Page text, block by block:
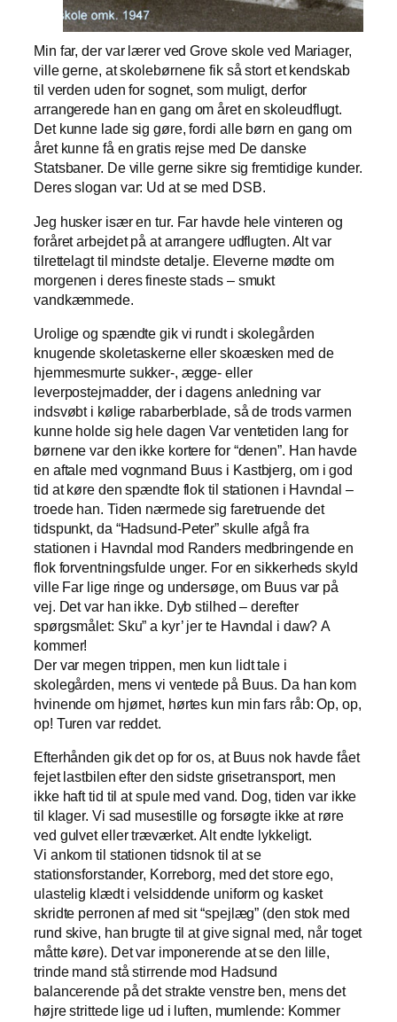
Min far, der var lærer ved Grove skole ved Mariager,
ville gerne, at skolebørnene fik så stort et kendskab
til verden uden for sognet, som muligt, derfor
arrangerede han en gang om året en skoleudflugt.
Det kunne lade sig gøre, fordi alle børn en gang om
året kunne få en gratis rejse med De danske
Statsbaner. De ville gerne sikre sig fremtidige kunder.
Deres slogan var: Ud at se med DSB.
Jeg husker især en tur. Far havde hele vinteren og
foråret arbejdet på at arrangere udflugten. Alt var
tilrettelagt til mindste detalje. Eleverne mødte om
morgenen i deres fineste stads – smukt
vandkæmmede.
Urolige og spændte gik vi rundt i skolegården
knugende skoletaskerne eller skoæsken med de
hjemmesmurte sukker-, ægge- eller
leverpostejmadder, der i dagens anledning var
indsvøbt i kølige rabarberblade, så de trods varmen
kunne holde sig hele dagen Var ventetiden lang for
børnene var den ikke kortere for “denen”. Han havde
en aftale med vognmand Buus i Kastbjerg, om i god
tid at køre den spændte flok til stationen i Havndal –
troede han. Tiden nærmede sig faretruende det
tidspunkt, da “Hadsund-Peter” skulle afgå fra
stationen i Havndal mod Randers medbringende en
flok forventningsfulde unger. For en sikkerheds skyld
ville Far lige ringe og undersøge, om Buus var på
vej. Det var han ikke. Dyb stilhed – derefter
spørgsmålet: Sku” a kyr’ jer te Havndal i daw? A
kommer!
Der var megen trippen, men kun lidt tale i
skolegården, mens vi ventede på Buus. Da han kom
hvinende om hjørnet, hørtes kun min fars råb: Op, op,
op! Turen var reddet.
Efterhånden gik det op for os, at Buus nok havde fået
fejet lastbilen efter den sidste grisetransport, men
ikke haft tid til at spule med vand. Dog, tiden var ikke
til klager. Vi sad musestille og forsøgte ikke at røre
ved gulvet eller træværket. Alt endte lykkeligt.
Vi ankom til stationen tidsnok til at se
stationsforstander, Korreborg, med det store ego,
ulastelig klædt i velsiddende uniform og kasket
skridte perronen af med sit “spejlæg” (den stok med
rund skive, han brugte til at give signal med, når toget
måtte køre). Det var imponerende at se den lille,
trinde mand stå stirrende mod Hadsund
balancerende på det strakte venstre ben, mens det
højre strittede lige ud i luften, mumlende: Kommer